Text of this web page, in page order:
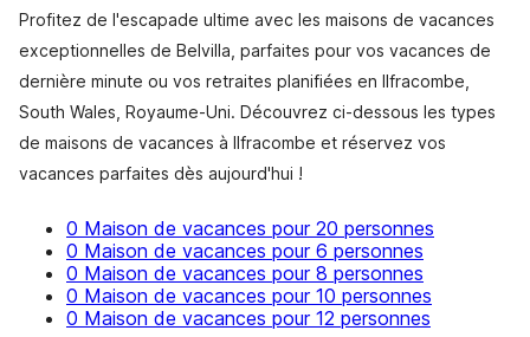
Profitez de l'escapade ultime avec les maisons de vacances
exceptionnelles de Belvilla, parfaites pour vos vacances de
dernière minute ou vos retraites planifiées en Ilfracombe,
South Wales, Royaume-Uni. Découvrez ci-dessous les types
de maisons de vacances à Ilfracombe et réservez vos
vacances parfaites dès aujourd'hui !
0 Maison de vacances pour 20 personnes
0 Maison de vacances pour 6 personnes
0 Maison de vacances pour 8 personnes
0 Maison de vacances pour 10 personnes
0 Maison de vacances pour 12 personnes